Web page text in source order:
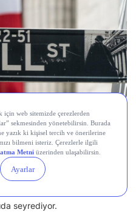
karışık bir kapanışın
Önemli gösterge
seyrediyor.